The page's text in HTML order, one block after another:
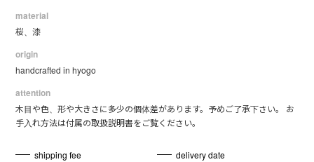
material
桜、漆
origin
handcrafted in hyogo
attention
木目や色、形や大きさに多少の個体差があります。予めご了承下さい。 お
手入れ方法は付属の取扱説明書をご覧ください。
shipping fee delivery date